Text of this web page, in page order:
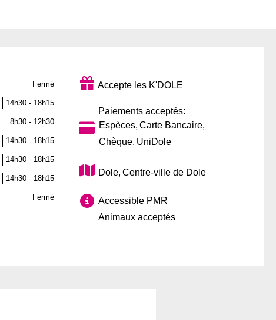
Fermé
14h30 - 18h15
8h30 - 12h30
14h30 - 18h15
14h30 - 18h15
14h30 - 18h15
Fermé
Accepte les K'DOLE
Paiements acceptés:
Espèces Carte Bancaire
Chèque UniDole
Dole Centre-ville de Dole
Accessible PMR
Animaux acceptés